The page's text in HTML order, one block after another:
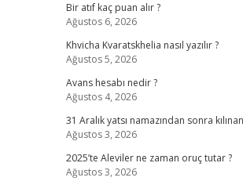
Bir atıf kaç puan alır ?
Ağustos 6, 2026
Khvicha Kvaratskhelia nasıl yazılır ?
Ağustos 5, 2026
Avans hesabı nedir ?
Ağustos 4, 2026
31 Aralık yatsı namazından sonra
Ağustos 3, 2026
2025’te Aleviler ne zaman oruç tutar ?
Ağustos 3, 2026